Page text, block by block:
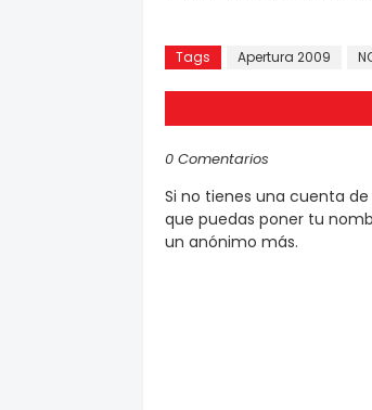
Tags Apertura 2009
0 Comentarios
Si no tienes una cuenta
que puedas poner tu
un anónimo más.